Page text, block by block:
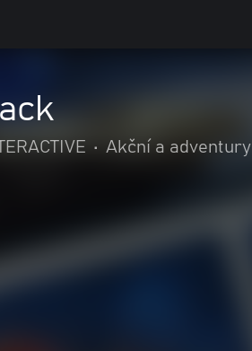
• Akční a adventury